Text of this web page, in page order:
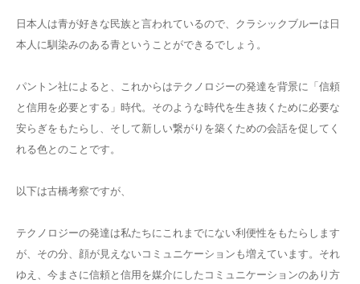
日本人は青が好きな民族と言われているので、クラシックブルーは日
本人に馴染みのある青ということができるでしょう。
パントン社によると、これからはテクノロジーの発達を背景に「信頼
と信用を必要とする」時代。そのような時代を生き抜くために必要な
安らぎをもたらし、そして新しい繋がりを築くための会話を促してく
れる色とのことです。
以下は古橋考察ですが、
テクノロジーの発達は私たちにこれまでにない利便性をもたらします
が、その分、顔が見えないコミュニケーションも増えています。それ
ゆえ、今まさに信頼と信用を媒介にしたコミュニケーションのあり方